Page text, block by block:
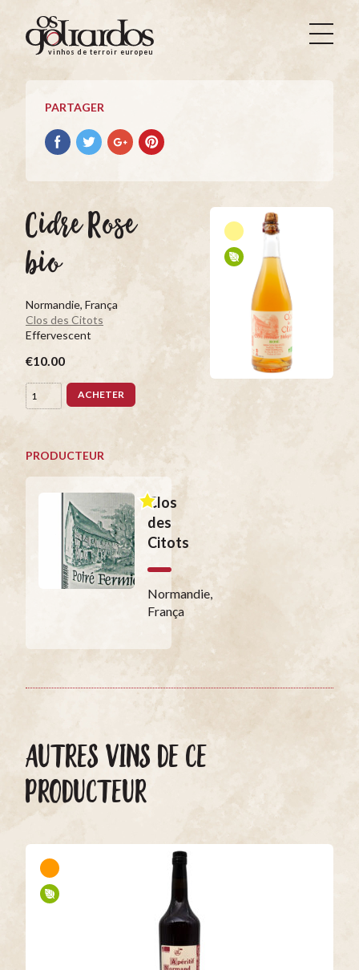
Os
Goliardos
Vinhos
Terroir
Europeus
vinhos de terroir europeus
PARTAGER
Partager
avec
Partager
avec
Partager
avec
Partager
avec
Cidre Rose
bio
Normandie, França
Clos des Citots
Effervescent
€10.00
ACHETER
PRODUCTEUR
Clos
des
Citots
Normandie,
França
AUTRES VINS DE CE
PRODUCTEUR